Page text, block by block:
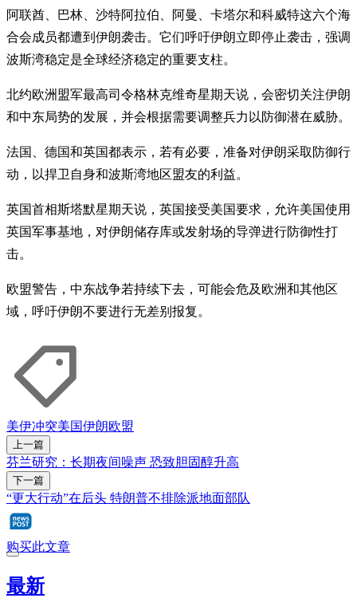
阿联酋、巴林、沙特阿拉伯、阿曼、卡塔尔和科威特这六个海
合会成员都遭到伊朗袭击。它们呼吁伊朗立即停止袭击，强调
波斯湾稳定是全球经济稳定的重要支柱。
北约欧洲盟军最高司令格林克维奇星期天说，会密切关注伊朗
和中东局势的发展，并会根据需要调整兵力以防御潜在威胁。
法国、德国和英国都表示，若有必要，准备对伊朗采取防御行
动，以捍卫自身和波斯湾地区盟友的利益。
英国首相斯塔默星期天说，英国接受美国要求，允许美国使用
英国军事基地，对伊朗储存库或发射场的导弹进行防御性打
击。
欧盟警告，中东战争若持续下去，可能会危及欧洲和其他区
域，呼吁伊朗不要进行无差别报复。
美伊冲突美国伊朗欧盟
上一篇
芬兰研究：长期夜间噪声 恐致胆固醇升高
下一篇
“更大行动”在后头 特朗普不排除派地面部队
购买此文章
最新